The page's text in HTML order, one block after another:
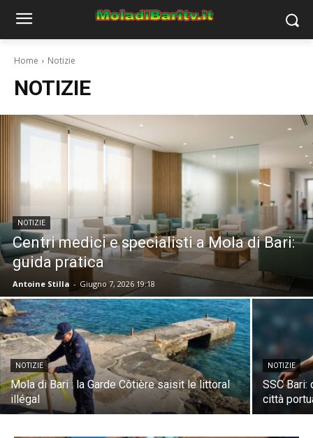
Home Notizie
NOTIZIE
NOTIZIE
Centri medici e specialisti a Mola di Bari:
guida pratica
Antoine Stilla - Giugno 7, 2026 19:18
NOTIZIE
Mola di Bari : la Garde Côtière saisit le littoral
illégal
NOTIZIE
SSC Bari:
città